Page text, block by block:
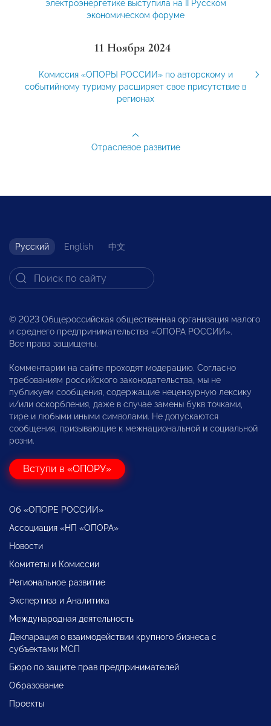
электроэнергетике выступила на II Русском
экономическом форуме
11 Ноября 2024
Комиссия «ОПОРЫ РОССИИ» по авторскому и
событийному туризму расширяет свое присутствие в
регионах
Отраслевое развитие
Русский English 中文
© 2023 Общероссийская общественная организация малого
и среднего предпринимательства «ОПОРА РОССИИ».
Все права защищены.
Комментарии на сайте проходят модерацию. Согласно
требованиям российского законодательства, мы не
публикуем сообщения, содержащие нецензурную лексику
и/или оскорбления, даже в случае замены букв точками,
тире и любыми иными символами. Не допускаются
сообщения, призывающие к межнациональной и социальной
розни.
Вступи в «ОПОРУ»
Об «ОПОРЕ РОССИИ»
Ассоциация «НП «ОПОРА»
Новости
Комитеты и Комиссии
Региональное развитие
Экспертиза и Аналитика
Международная деятельность
Декларация о взаимодействии крупного бизнеса с
субъектами МСП
Бюро по защите прав предпринимателей
Образование
Проекты